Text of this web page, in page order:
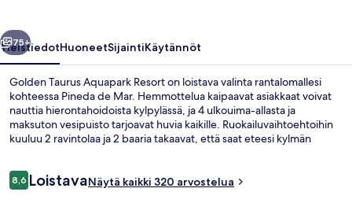
Seuraava
75+
YleistiedotHuoneetSijaintiKäytännöt
Golden Taurus Aquapark Resort on loistava valinta rantalomallesi
kohteessa Pineda de Mar. Hemmottelua kaipaavat asiakkaat voivat
nauttia hierontahoidoista kylpylässä, ja 4 ulkouima-allasta ja
maksuton vesipuisto tarjoavat huvia kaikille. Ruokailuvaihtoehtoihin
kuuluu 2 ravintolaa ja 2 baaria takaavat, että saat eteesi kylmän
Arvostelut
8,68,6 kautta 10.
LoistavaNäytä kaikki 320 arvostelua